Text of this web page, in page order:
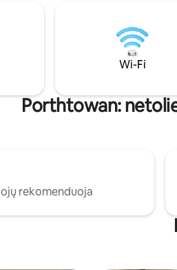
po
jūsų streso lygis
pietvakarių
patogumų –
todėl nereikės
vieta trumpam
Wi-Fi
Porthtowan:
rekomenduoja